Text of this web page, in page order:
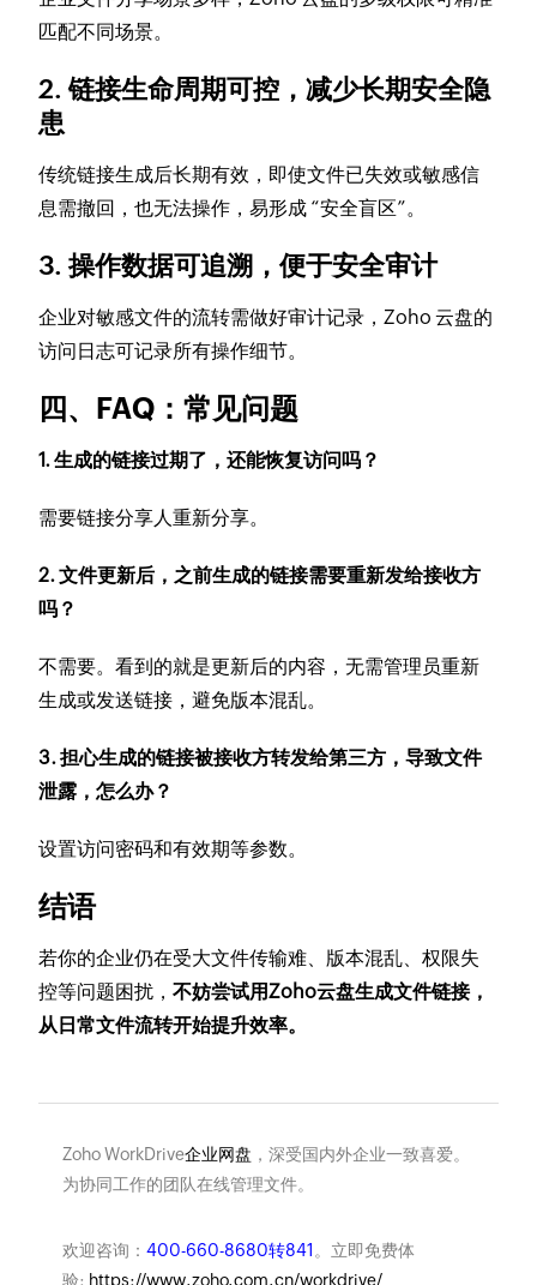
匹配不同场景。
2. 链接生命周期可控，减少长期安全隐
患
传统链接生成后长期有效，即使文件已失效或敏感信
息需撤回，也无法操作，易形成 “安全盲区”。
3. 操作数据可追溯，便于安全审计
企业对敏感文件的流转需做好审计记录，Zoho 云盘的
访问日志可记录所有操作细节。
四、FAQ：常见问题
1. 生成的链接过期了，还能恢复访问吗？
需要链接分享人重新分享。
2. 文件更新后，之前生成的链接需要重新发给接收方
吗？
不需要。看到的就是更新后的内容，无需管理员重新
生成或发送链接，避免版本混乱。
3. 担心生成的链接被接收方转发给第三方，导致文件
泄露，怎么办？
设置访问密码和有效期等参数。
结语
若你的企业仍在受大文件传输难、版本混乱、权限失
控等问题困扰，不妨尝试用Zoho云盘生成文件链接，
从日常文件流转开始提升效率。
Zoho WorkDrive企业网盘 ，深受国内外企业一致喜爱。
为协同工作的团队在线管理文件。
欢迎咨询： 400-660-8680转841 。立即免费体
验: https://www.zoho.com.cn/workdrive/